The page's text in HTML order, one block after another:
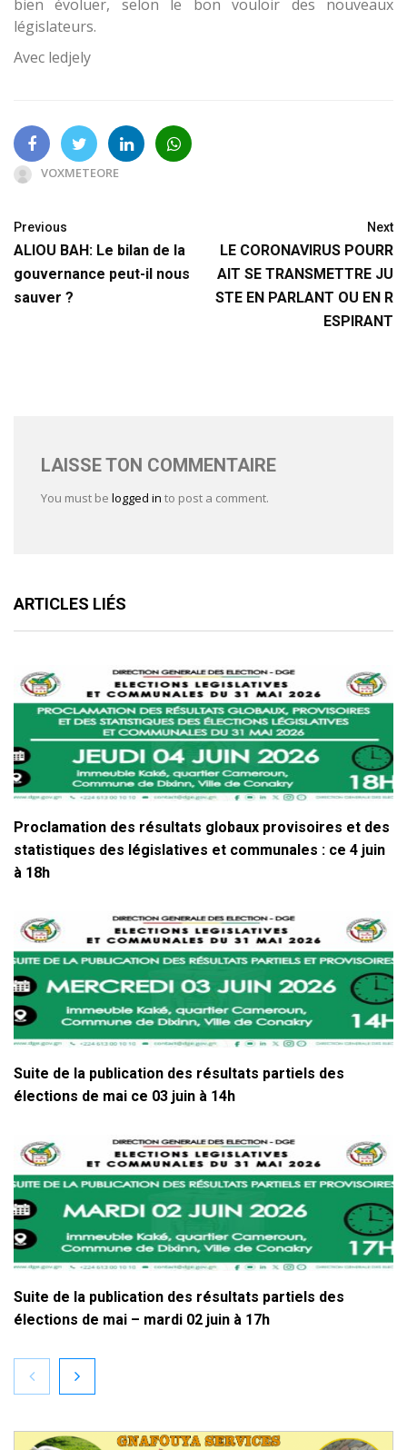
bien évoluer, selon le bon vouloir des nouveaux
législateurs.
Avec ledjely
VOXMETEORE
Previous
ALIOU BAH: Le bilan de la
gouvernance peut-il nous
sauver ?
Next
LE CORONAVIRUS POURR
AIT SE TRANSMETTRE JU
STE EN PARLANT OU EN R
ESPIRANT
LAISSE TON COMMENTAIRE
You must be logged in to post a comment.
ARTICLES LIÉS
Proclamation des résultats globaux provisoires et des
statistiques des législatives et communales : ce 4 juin
à 18h
Suite de la publication des résultats partiels des
élections de mai ce 03 juin à 14h
Suite de la publication des résultats partiels des
élections de mai – mardi 02 juin à 17h